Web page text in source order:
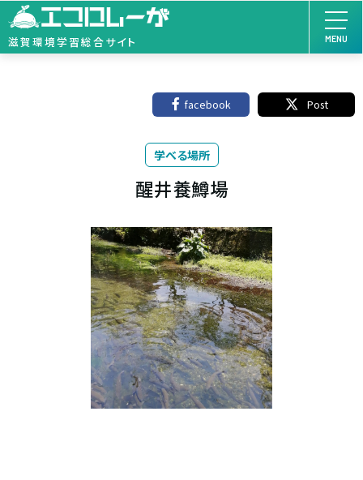
滋賀環境学習総合サイト MENU
facebook Post
学べる場所
醒井養鱒場